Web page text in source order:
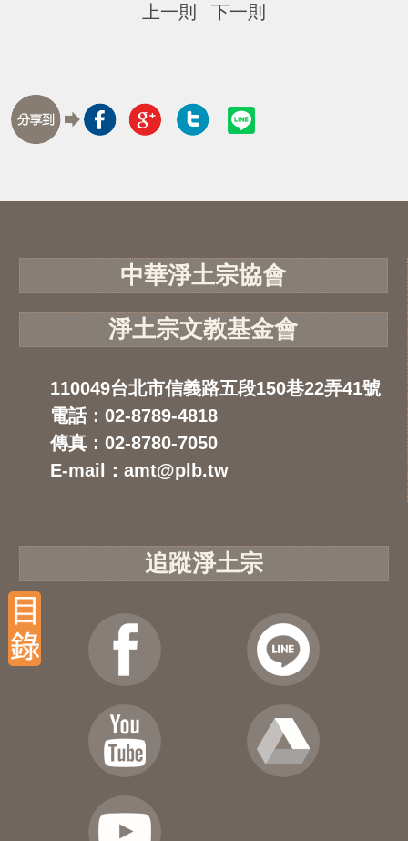
上一則 下一則
中華淨土宗協會
淨土宗文教基金會
110049台北市信義路五段150巷22弄41號
電話：02-8789-4818
傳真：02-8780-7050
E-mail：amt@plb.tw
追蹤淨土宗